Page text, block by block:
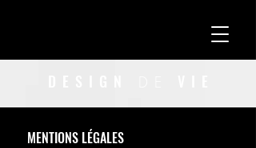
MENTIONS LÉGALES